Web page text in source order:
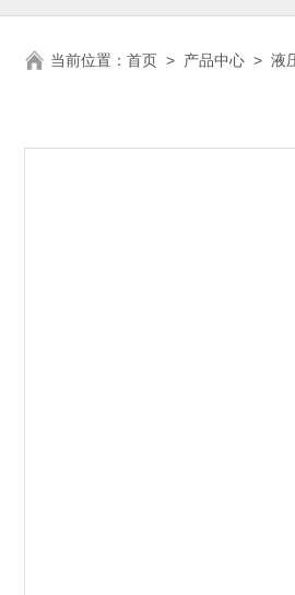
当前位置： 首页 > 产品中心 > 液